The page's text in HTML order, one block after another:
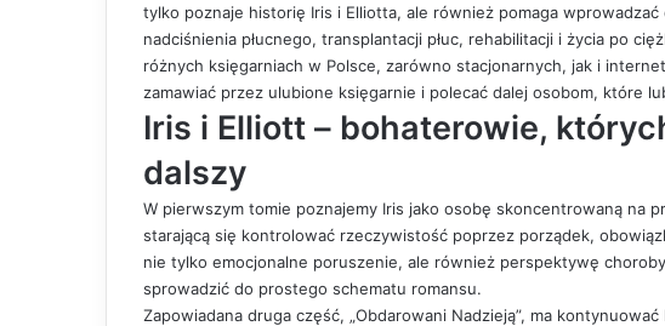
tylko poznaje historię Iris i Elliotta, ale również pomaga
nadciśnienia płucnego, transplantacji płuc, rehabilitacji i życia po
różnych księgarniach w Polsce, zarówno stacjonarnych, jak i
zamawiać przez ulubione księgarnie i polecać dalej osobom, które
Iris i Elliott – bohaterowie,
dalszy
W pierwszym tomie poznajemy Iris jako osobę skoncentrowaną na
starającą się kontrolować rzeczywistość poprzez porządek,
nie tylko emocjonalne poruszenie, ale również perspektywę
sprowadzić do prostego schematu romansu.
Zapowiadana druga część, „Obdarowani Nadzieją”, ma